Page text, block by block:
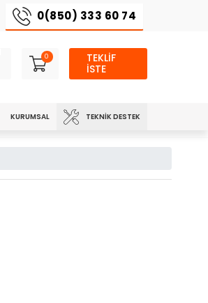
0(850) 333 60 74
0
TEKLİF
İSTE
KURUMSAL TEKNIK DESTEK